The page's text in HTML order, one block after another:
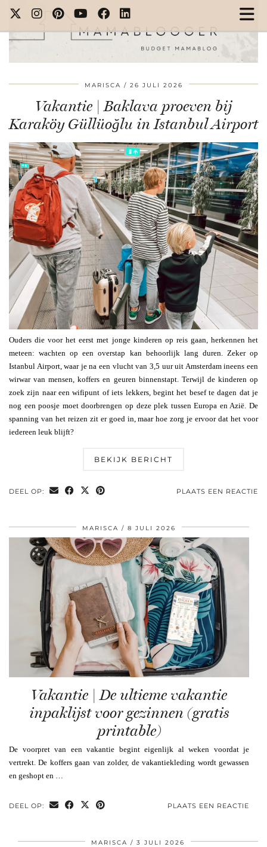
MARISCA 26 JULI 2026
Vakantie | Baklava proeven bij
Karaköy Güllüoğlu in Istanbul Airport
Ouders die voor het eerst met jonge kinderen op reis gaan, herkennen het
meteen: wachten op een overstap kan behoorlijk lang duren. Zeker op
Istanbul Airport, waar je na een vlucht van 3,5 uur uit Amsterdam ineens een
wirwar van mensen, koffers en geuren binnenstapt. Terwijl de kinderen op
zoek zijn naar een wifipunt of iets lekkers, begint het besef te dagen dat je
nog een poosje moet doorbrengen op deze plek tussen Europa en Azië. De
spanning van het reizen zit er goed in, maar hoe zorg je ervoor dat het voor
iedereen leuk blijft?
BEKIJK BERICHT
DEEL OP: PLAATS EEN REACTIE
MARISCA 8 JULI 2026
Vakantie | De ultieme vakantie
inpaklijst voor gezinnen (gratis
printable)
De voorpret van een vakantie begint eigenlijk al weken voordat je
vertrekt. De koffers gaan van zolder, de vakantiekleding wordt gewassen
en geshopt en …
DEEL OP: PLAATS EEN REACTIE
MARISCA 3 JULI 2026